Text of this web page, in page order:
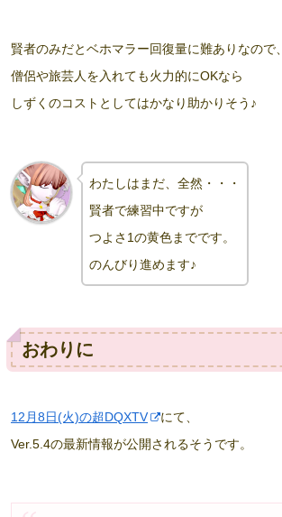
賢者のみだとベホマラー回復量に難ありなので、
僧侶や旅芸人を入れても火力的にOKなら
しずくのコストとしてはかなり助かりそう♪
わたしはまだ、全然・・・
賢者で練習中ですが
つよさ1の黄色までです。
のんびり進めます♪
おわりに
12月8日(火)の超DQXTV
にて、
Ver.5.4の最新情報が公開されるそうです。